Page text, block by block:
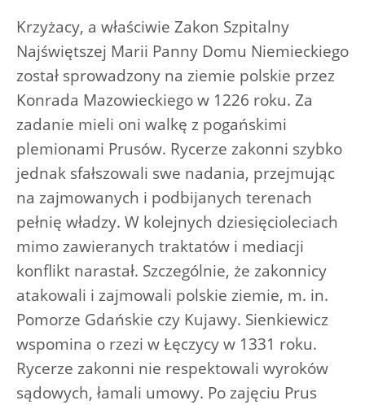
Krzyżacy, a właściwie Zakon Szpitalny
Najświętszej Marii Panny Domu Niemieckiego
został sprowadzony na ziemie polskie przez
Konrada Mazowieckiego w 1226 roku. Za
zadanie mieli oni walkę z pogańskimi
plemionami Prusów. Rycerze zakonni szybko
jednak sfałszowali swe nadania, przejmując
na zajmowanych i podbijanych terenach
pełnię władzy. W kolejnych dziesięcioleciach
mimo zawieranych traktatów i mediacji
konflikt narastał. Szczególnie, że zakonnicy
atakowali i zajmowali polskie ziemie, m. in.
Pomorze Gdańskie czy Kujawy. Sienkiewicz
wspomina o rzezi w Łęczycy w 1331 roku.
Rycerze zakonni nie respektowali wyroków
sądowych, łamali umowy. Po zajęciu Prus